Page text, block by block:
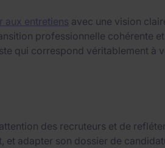
aux entretiens avec une vision
professionnelle cohérente
qui correspond véritablement à
des recruteurs et de
et adapter son dossier de